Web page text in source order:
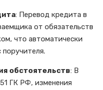
: Перевод кредита в
от обязательств
что автоматически
обстоятельств: В
ГК РФ, изменения